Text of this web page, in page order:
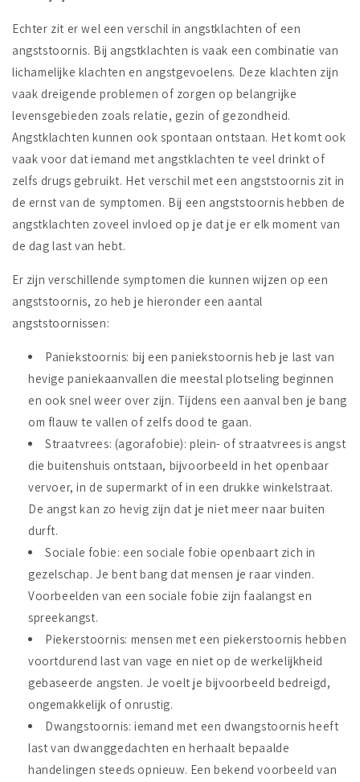
Echter zit er wel een verschil in angstklachten of een
angststoornis. Bij angstklachten is vaak een combinatie van
lichamelijke klachten en angstgevoelens. Deze klachten zijn
vaak dreigende problemen of zorgen op belangrijke
levensgebieden zoals relatie, gezin of gezondheid.
Angstklachten kunnen ook spontaan ontstaan. Het komt ook
vaak voor dat iemand met angstklachten te veel drinkt of
zelfs drugs gebruikt. Het verschil met een angststoornis zit in
de ernst van de symptomen. Bij een angststoornis hebben de
angstklachten zoveel invloed op je dat je er elk moment van
de dag last van hebt.
Er zijn verschillende symptomen die kunnen wijzen op een
angststoornis, zo heb je hieronder een aantal
angststoornissen:
Paniekstoornis: bij een paniekstoornis heb je last van
hevige paniekaanvallen die meestal plotseling beginnen
en ook snel weer over zijn. Tijdens een aanval ben je bang
om flauw te vallen of zelfs dood te gaan.
Straatvrees: (agorafobie): plein- of straatvrees is angst
die buitenshuis ontstaan, bijvoorbeeld in het openbaar
vervoer, in de supermarkt of in een drukke winkelstraat.
De angst kan zo hevig zijn dat je niet meer naar buiten
durft.
Sociale fobie: een sociale fobie openbaart zich in
gezelschap. Je bent bang dat mensen je raar vinden.
Voorbeelden van een sociale fobie zijn faalangst en
spreekangst.
Piekerstoornis: mensen met een piekerstoornis hebben
voortdurend last van vage en niet op de werkelijkheid
gebaseerde angsten. Je voelt je bijvoorbeeld bedreigd,
ongemakkelijk of onrustig.
Dwangstoornis: iemand met een dwangstoornis heeft
last van dwanggedachten en herhaalt bepaalde
handelingen steeds opnieuw. Een bekend voorbeeld van